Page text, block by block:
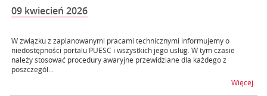
09 kwiecień 2026
W związku z zaplanowanymi pracami technicznymi informujemy o
niedostępności portalu PUESC i wszystkich jego usług. W tym czasie
należy stosować procedury awaryjne przewidziane dla każdego z
poszczegól...
Więcej